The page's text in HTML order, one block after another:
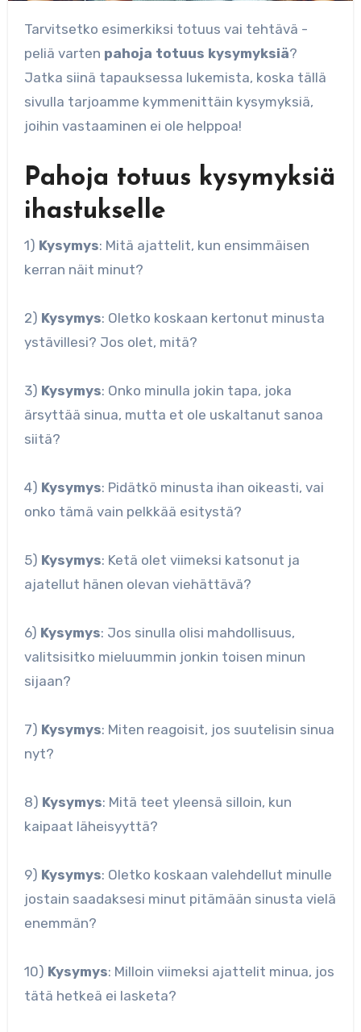
Tarvitsetko esimerkiksi totuus vai tehtävä -
peliä varten pahoja totuus kysymyksiä?
Jatka siinä tapauksessa lukemista, koska tällä
sivulla tarjoamme kymmenittäin kysymyksiä,
joihin vastaaminen ei ole helppoa!
Pahoja totuus kysymyksiä
ihastukselle
1) Kysymys: Mitä ajattelit, kun ensimmäisen
kerran näit minut?
2) Kysymys: Oletko koskaan kertonut minusta
ystävillesi? Jos olet, mitä?
3) Kysymys: Onko minulla jokin tapa, joka
ärsyttää sinua, mutta et ole uskaltanut sanoa
siitä?
4) Kysymys: Pidätkö minusta ihan oikeasti, vai
onko tämä vain pelkkää esitystä?
5) Kysymys: Ketä olet viimeksi katsonut ja
ajatellut hänen olevan viehättävä?
6) Kysymys: Jos sinulla olisi mahdollisuus,
valitsisitko mieluummin jonkin toisen minun
sijaan?
7) Kysymys: Miten reagoisit, jos suutelisin sinua
nyt?
8) Kysymys: Mitä teet yleensä silloin, kun
kaipaat läheisyyttä?
9) Kysymys: Oletko koskaan valehdellut minulle
jostain saadaksesi minut pitämään sinusta vielä
enemmän?
10) Kysymys: Milloin viimeksi ajattelit minua, jos
tätä hetkeä ei lasketa?